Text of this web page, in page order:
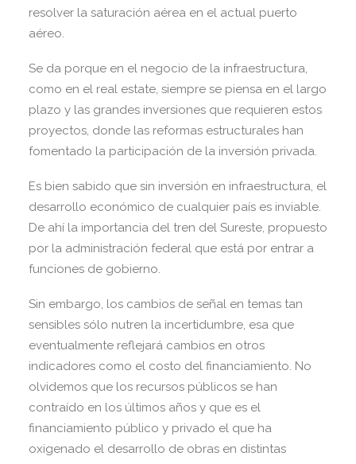
resolver la saturación aérea en el actual puerto
aéreo.
Se da porque en el negocio de la infraestructura,
como en el real estate, siempre se piensa en el largo
plazo y las grandes inversiones que requieren estos
proyectos, donde las reformas estructurales han
fomentado la participación de la inversión privada.
Es bien sabido que sin inversión en infraestructura, el
desarrollo económico de cualquier país es inviable.
De ahí la importancia del tren del Sureste, propuesto
por la administración federal que está por entrar a
funciones de gobierno.
Sin embargo, los cambios de señal en temas tan
sensibles sólo nutren la incertidumbre, esa que
eventualmente reflejará cambios en otros
indicadores como el costo del financiamiento. No
olvidemos que los recursos públicos se han
contraído en los últimos años y que es el
financiamiento público y privado el que ha
oxigenado el desarrollo de obras en distintas